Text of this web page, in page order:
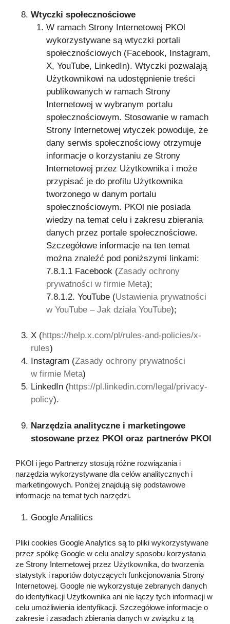
Wtyczki społecznościowe
W ramach Strony Internetowej PKOl
wykorzystywane są wtyczki portali
społecznościowych (Facebook, Instagram,
X, YouTube, LinkedIn). Wtyczki pozwalają
Użytkownikowi na udostępnienie treści
publikowanych w ramach Strony
Internetowej w wybranym portalu
społecznościowym. Stosowanie w ramach
Strony Internetowej wtyczek powoduje, że
dany serwis społecznościowy otrzymuje
informacje o korzystaniu ze Strony
Internetowej przez Użytkownika i może
przypisać je do profilu Użytkownika
tworzonego w danym portalu
społecznościowym. PKOl nie posiada
wiedzy na temat celu i zakresu zbierania
danych przez portale społecznościowe.
Szczegółowe informacje na ten temat
można znaleźć pod poniższymi linkami:
7.8.1.1 Facebook (Zasady ochrony
prywatności w firmie Meta);
7.8.1.2. YouTube (Ustawienia prywatności
w YouTube – Jak działa YouTube);
X (https://help.x.com/pl/rules-and-policies/x-
rules)
Instagram (Zasady ochrony prywatności
w firmie Meta)
LinkedIn (https://pl.linkedin.com/legal/privacy-
policy).
Narzędzia analityczne i marketingowe
stosowane przez PKOl oraz partnerów PKOl
PKOl i jego Partnerzy stosują różne rozwiązania i
narzędzia wykorzystywane dla celów analitycznych i
marketingowych. Poniżej znajdują się podstawowe
informacje na temat tych narzędzi.
Google Analitics
Pliki cookies Google Analytics są to pliki wykorzystywane
przez spółkę Google w celu analizy sposobu korzystania
ze Strony Internetowej przez Użytkownika, do tworzenia
statystyk i raportów dotyczących funkcjonowania Strony
Internetowej. Google nie wykorzystuje zebranych danych
do identyfikacji Użytkownika ani nie łączy tych informacji w
celu umożliwienia identyfikacji. Szczegółowe informacje o
zakresie i zasadach zbierania danych w związku z tą